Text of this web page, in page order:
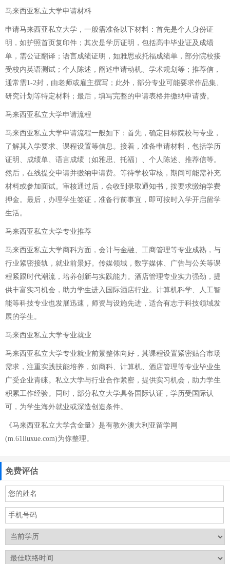
马来西亚私立大学申请材料
申请马来西亚私立大学，一般需准备以下材料：首先是个人身份证
明，如护照首页复印件；其次是学历证明，包括高中毕业证及成绩
单，需公证翻译；语言成绩证明，如雅思或托福成绩单，部分院校接
受校内英语测试；个人陈述，阐述申请动机、学术规划等；推荐信，
通常需1-2封，由老师或雇主撰写；此外，部分专业可能要求作品集、
研究计划等特定材料；最后，填写完整的申请表格并缴纳申请费。
马来西亚私立大学申请流程
马来西亚私立大学申请流程一般如下：首先，确定目标院校与专业，
了解其入学要求、课程设置等信息。接着，准备申请材料，包括学历
证明、成绩单、语言成绩（如雅思、托福）、个人陈述、推荐信等。
然后，在线提交申请并缴纳申请费。等待学校审核，期间可能需补充
材料或参加面试。审核通过后，会收到录取通知书，按要求缴纳学费
押金。最后，办理学生签证，准备行前事宜，即可按时入学开启留学
生活。
马来西亚私立大学专业推荐
马来西亚私立大学商科方面，会计与金融、工商管理等专业成熟，与
行业紧密接轨，就业前景好。传媒领域，数字媒体、广告与公关等课
程紧跟时代潮流，培养创新与实践能力。酒店管理专业实力强劲，提
供丰富实习机会，助力学生进入国际酒店行业。计算机科学、人工智
能等科技专业也发展迅速，师资与设施先进，适合有志于科技领域发
展的学生。
马来西亚私立大学专业就业
马来西亚私立大学专业就业前景整体向好，其课程设置紧密贴合市场
需求，注重实践技能培养，如商科、计算机、酒店管理等专业毕业生
广受企业青睐。私立大学与行业合作紧密，提供实习机会，助力学生
积累工作经验。同时，部分私立大学具备国际认证，学历受国际认
可，为学生海外就业或深造创造条件。
《马来西亚私立大学含金量》是有教外澳大利亚留学网
(m.61liuxue.com)为你整理。
免费评估